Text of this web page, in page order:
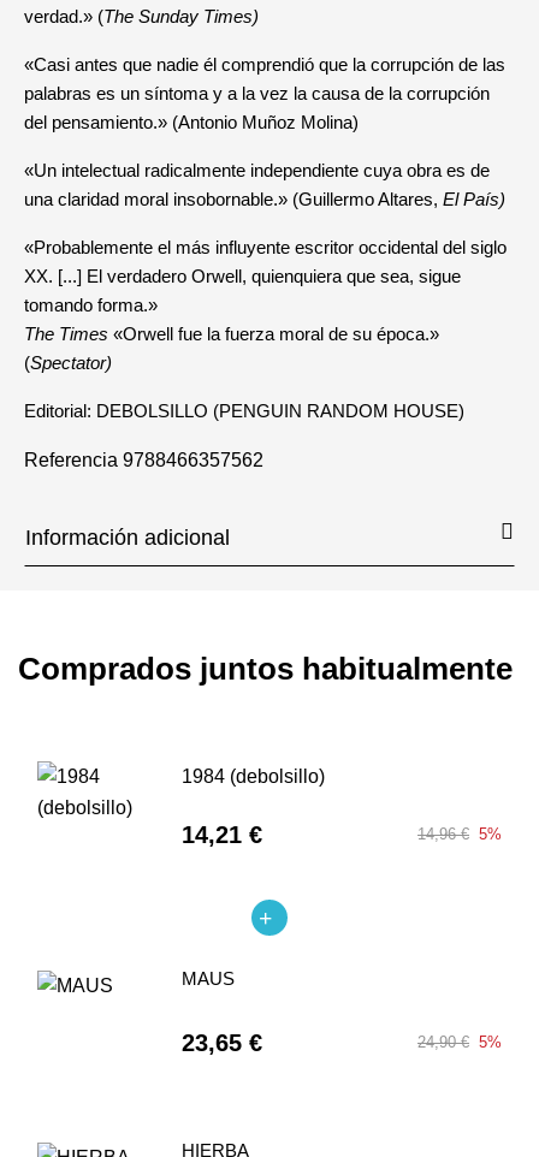
verdad.» (The Sunday Times)
«Casi antes que nadie él comprendió que la corrupción de las
palabras es un síntoma y a la vez la causa de la corrupción
del pensamiento.» (Antonio Muñoz Molina)
«Un intelectual radicalmente independiente cuya obra es de
una claridad moral insobornable.» (Guillermo Altares, El País)
«Probablemente el más influyente escritor occidental del siglo
XX. [...] El verdadero Orwell, quienquiera que sea, sigue
tomando forma.»
The Times «Orwell fue la fuerza moral de su época.»
(Spectator)
Editorial: DEBOLSILLO (PENGUIN RANDOM HOUSE)
Referencia 9788466357562
Información adicional
Comprados juntos habitualmente
1984 (debolsillo)
14,21 € 14,96 € 5%
MAUS
23,65 € 24,90 € 5%
HIERBA